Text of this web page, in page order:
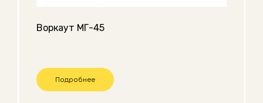
Воркаут МГ-45
Подробнее